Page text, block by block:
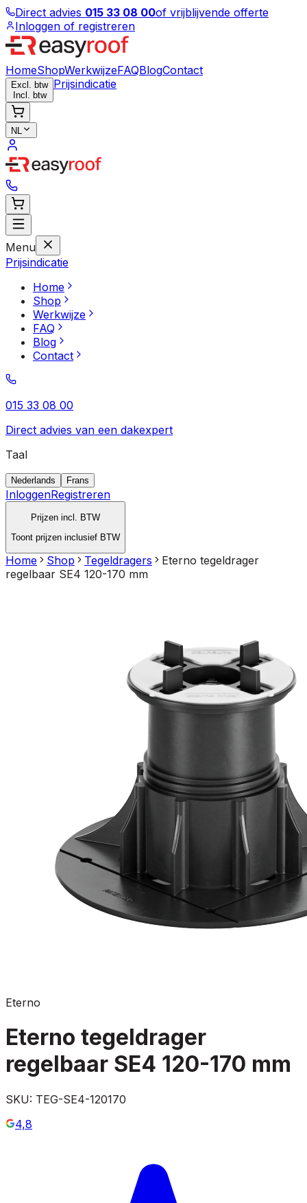
Direct advies 015 33 08 00of vrijblijvende offerte
Inloggen of registreren
HomeShopWerkwijzeFAQBlogContact
Excl. btw
Incl. btw
Prijsindicatie
NL
Menu
Prijsindicatie
Home
Shop
Werkwijze
FAQ
Blog
Contact
015 33 08 00
Direct advies van een dakexpert
Taal
Nederlands Frans
InloggenRegistreren
Prijzen incl. BTW
Toont prijzen inclusief BTW
Home Shop Tegeldragers
Eterno tegeldrager
regelbaar SE4 120-170 mm
Eterno
Eterno tegeldrager
regelbaar SE4 120-170 mm
SKU: TEG-SE4-120170
4,8